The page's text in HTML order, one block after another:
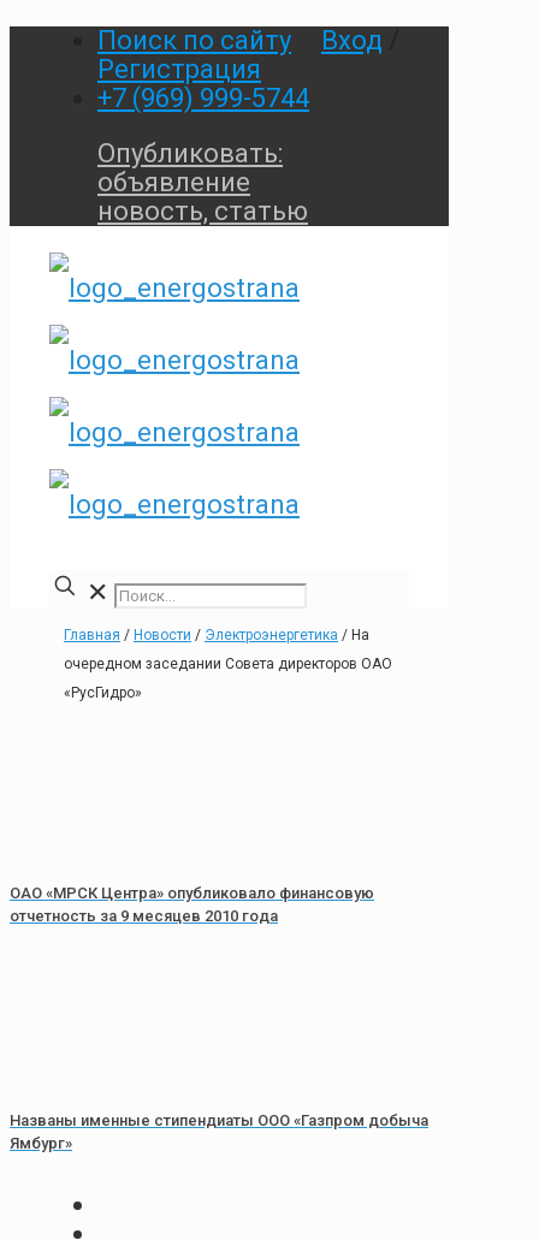
Поиск по сайту Вход
Регистрация
+7 (969) 999-5744
Опубликовать:
объявление
новость, статью
✕
Главная / Новости / Электроэнергетика / На
очередном заседании Совета директоров ОАО
«РусГидро»
ОАО «МРСК Центра» опубликовало финансовую
отчетность за 9 месяцев 2010 года
Названы именные стипендиаты ООО «Газпром добыча
Ямбург»